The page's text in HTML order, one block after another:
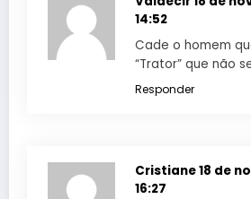
14:52
Cade o homem
“Trator” que não
Responder
Cristiane18 de
16:27